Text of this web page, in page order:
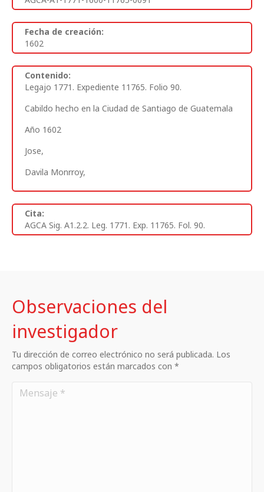
Fecha de creación:
1602
Contenido:
Legajo 1771. Expediente 11765. Folio 90.
Cabildo hecho en la Ciudad de Santiago de Guatemala
Año 1602
Jose,
Davila Monrroy,
Cita:
AGCA Sig. A1.2.2. Leg. 1771. Exp. 11765. Fol. 90.
Observaciones del
investigador
Tu dirección de correo electrónico no será publicada. Los
campos obligatorios están marcados con *